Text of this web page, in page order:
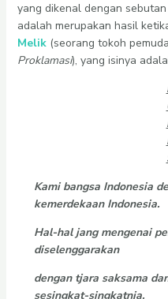
yang dikenal dengan sebutan
adalah merupakan hasil
Melik(seorang tokoh
Proklamasi), yang isinya
Kami bangsa Indonesia
kemerdekaan Indonesia.
Hal-hal jang mengenai
diselenggarakan
dengan tjara saksama
sesingkat-singkatnja.